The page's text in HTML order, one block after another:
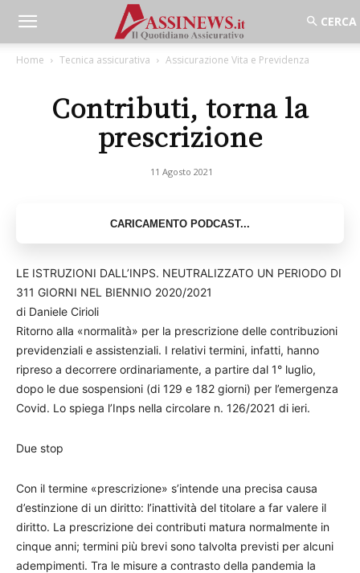
Home Tecnica assicurativa Assicurazione Vita e Previdenza
Contributi, torna la
prescrizione
11 Agosto 2021
LE ISTRUZIONI DALL’INPS. NEUTRALIZZATO UN PERIODO DI
311 GIORNI NEL BIENNIO 2020/2021
di Daniele Cirioli
Ritorno alla «normalità» per la prescrizione delle contribuzioni
previdenziali e assistenziali. I relativi termini, infatti, hanno
ripreso a decorrere ordinariamente, a partire dal 1° luglio,
dopo le due sospensioni (di 129 e 182 giorni) per l’emergenza
Covid. Lo spiega l’Inps nella circolare n. 126/2021 di ieri.
Due stop
Con il termine «prescrizione» s’intende una precisa causa
d’estinzione di un diritto: l’inattività del titolare a far valere il
diritto. La prescrizione dei contributi matura normalmente in
cinque anni; termini più brevi sono talvolta previsti per alcuni
adempimenti. Tra le misure a contrasto della pandemia la